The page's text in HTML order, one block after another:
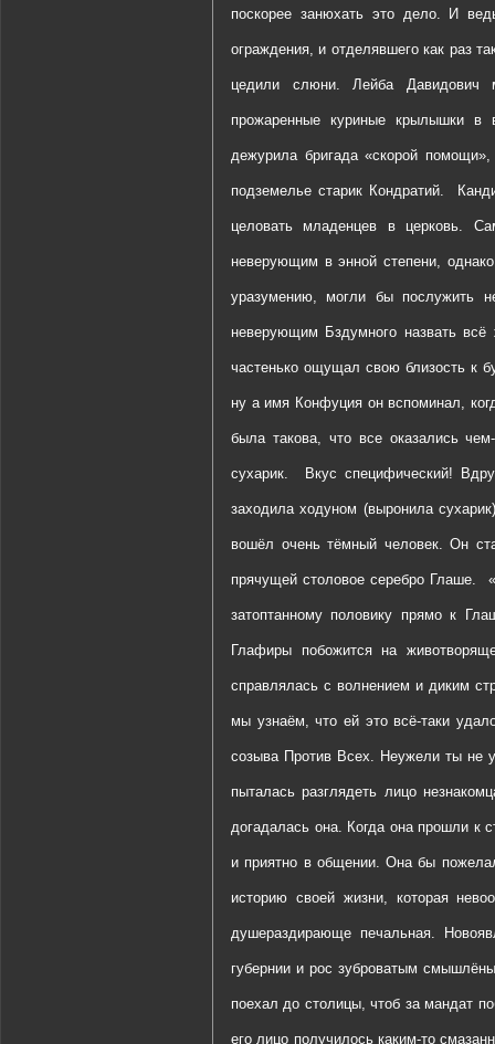
поскорее занюхать это дело. И
ограждения, и отделявшего как раз
цедили слюни. Лейба Давидович
прожаренные куриные крылышки в
дежурила бригада «скорой
подземелье старик Кондратий.
целовать младенцев в церковь.
неверующим в энной степени,
уразумению, могли бы послужить
неверующим Бздумного назвать
частенько ощущал свою близость к
ну а имя Конфуция он вспоминал,
была такова, что все оказались
сухарик. Вкус специфический!
заходила ходуном (выронила
вошёл очень тёмный человек. Он
прячущей столовое серебро Глаше.
затоптанному половику прямо к
Глафиры побожится на
справлялась с волнением и диким
мы узнаём, что ей это всё-таки
созыва Против Всех. Неужели ты не
пыталась разглядеть лицо
догадалась она. Когда она прошли к
и приятно в общении. Она бы
историю своей жизни, которая
душераздирающе печальная.
губернии и рос зуброватым
поехал до столицы, чтоб за мандат
его лицо получилось каким-то